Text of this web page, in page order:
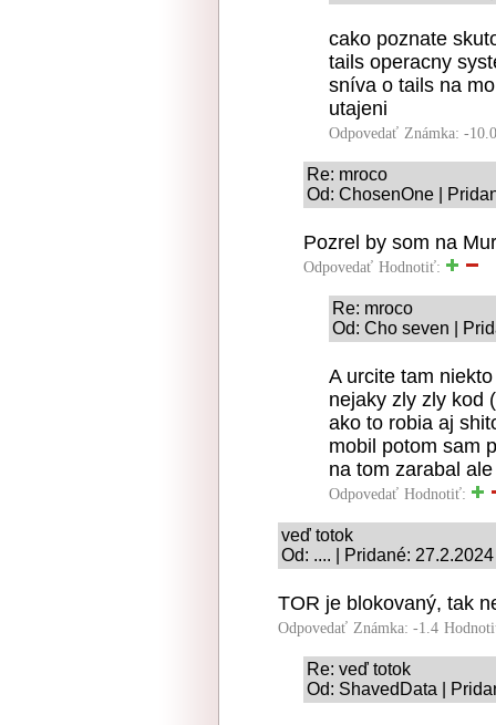
cako poznate
tails operacny
sníva o tails na
utajeni
Odpovedať Známka: -10.0
Re: mroco
Od: ChosenOne |
Pozrel by som na
Odpovedať Hodnotiť:
Re: mroco
Od: Cho seven |
A urcite tam
nejaky zly zly kod
ako to robia aj
mobil potom sam
na tom zarabal
Odpovedať Hodnotiť:
veď totok
Od: .... | Pridané:
TOR je blokovaný, tak
Odpovedať Známka: -1.4
Re: veď totok
Od: ShavedData |